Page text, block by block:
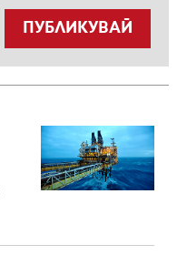
ПУБЛИКУВАЙ